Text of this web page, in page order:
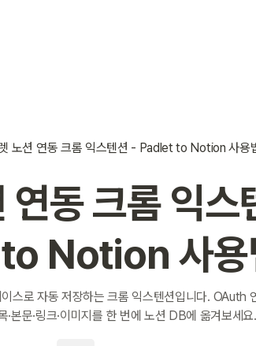
노션 연동 크롬 익스텐션 - Padlet to Notion 사용
연동 크롬 익스
Notion 사용
스로 자동 저장하는 크롬 익스텐션입니다. OAuth
·본문·링크·이미지를 한 번에 노션 DB에 옮겨보세요.